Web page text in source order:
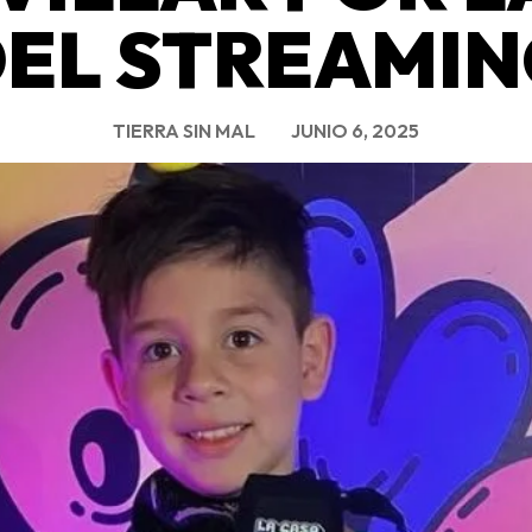
TIERRA SIN MAL JUNIO 6, 2025